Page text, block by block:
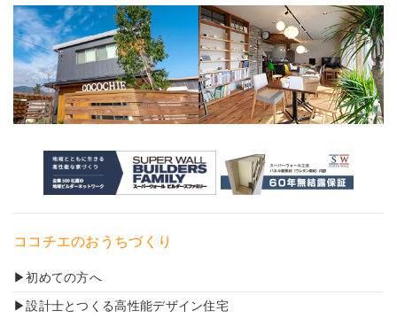
ココチエのおうちづくり
初めての方へ
設計士とつくる高性能デザイン住宅